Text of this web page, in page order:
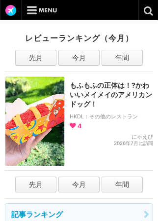
レビューランキング（今月）
先月 今月 年間
もふもふの正体は！?かわ
いいメイメイのアメリカン
ドッグ！
HKDL：その他のレストラン
4
にゃえぴ
2026年7月に訪問
先月 今月 年間
記事ランキング